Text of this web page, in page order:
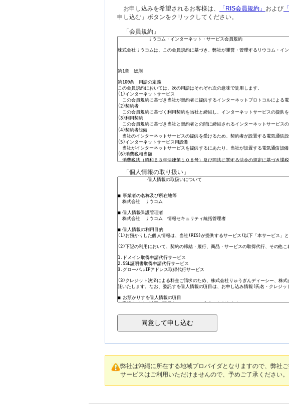
お申し込みを希望されるお客様は、 「RIS会員規約」 および
申し込む」ボタンをクリックしてください。
「会員規約」
「個人情報の取り扱い」
弊社は沖縄に所在する地域プロバイダとなりますので、弊社
サービスはご利用いただけませんので、予めご了承ください。